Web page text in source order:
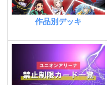
作品別デッキ